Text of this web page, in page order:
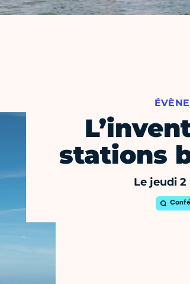
stations
Le jeudi